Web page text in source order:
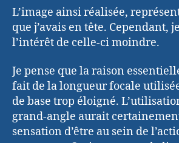
L’image ainsi réalisée,
que j’avais en tête. Cependant,
l’intérêt de celle-ci moindre.
Je pense que la raison
fait de la longueur focale
de base trop éloigné.
grand-angle aurait
sensation d’être au sein de